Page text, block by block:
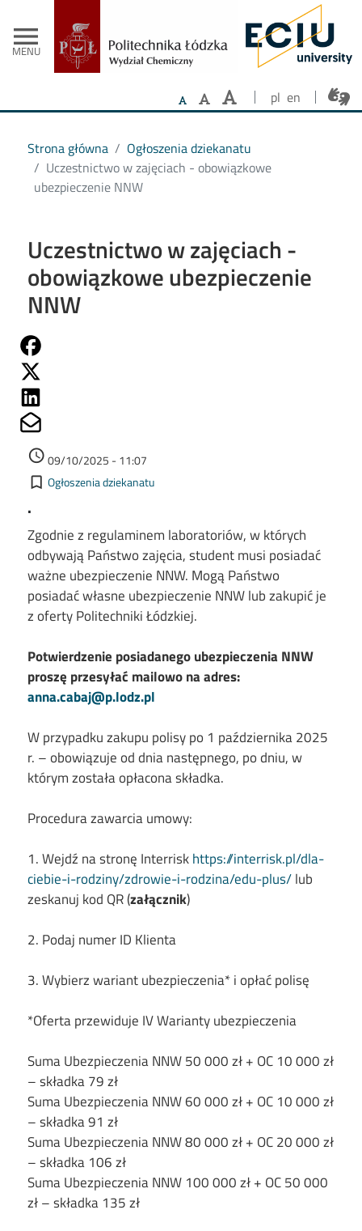
menu
MENU
- Strona główna
pl en
Strona główna
Ogłoszenia dziekanatu
Uczestnictwo w zajęciach - obowiązkowe
ubezpieczenie NNW
Uczestnictwo w zajęciach -
obowiązkowe ubezpieczenie
NNW
access_time 09/10/2025 - 11:07
bookmark_border Kategorie
Ogłoszenia dziekanatu
.
Zgodnie z regulaminem laboratoriów, w których
odbywają Państwo zajęcia, student musi posiadać
ważne ubezpieczenie NNW. Mogą Państwo
posiadać własne ubezpieczenie NNW lub zakupić je
z oferty Politechniki Łódzkiej.
Potwierdzenie posiadanego ubezpieczenia NNW
proszę przesyłać mailowo na adres:
anna.cabaj@p.lodz.pl
W przypadku zakupu polisy po 1 października 2025
r. – obowiązuje od dnia następnego, po dniu, w
którym została opłacona składka.
Procedura zawarcia umowy:
1. Wejdź na stronę Interriskhttps://interrisk.pl/dla-
ciebie-i-rodziny/zdrowie-i-rodzina/edu-plus/lub
zeskanuj kod QR (załącznik)
2. Podaj numer ID Klienta
3. Wybierz wariant ubezpieczenia* i opłać polisę
*Oferta przewiduje IV Warianty ubezpieczenia
Suma Ubezpieczenia NNW 50 000 zł + OC 10 000 zł
– składka 79 zł
Suma Ubezpieczenia NNW 60 000 zł + OC 10 000 zł
– składka 91 zł
Suma Ubezpieczenia NNW 80 000 zł + OC 20 000 zł
– składka 106 zł
Suma Ubezpieczenia NNW 100 000 zł + OC 50 000
zł – składka 135 zł